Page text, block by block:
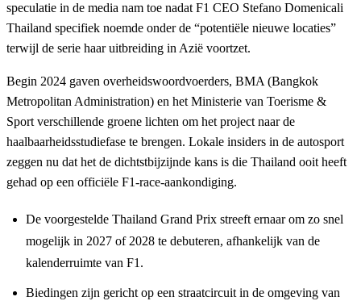
speculatie in de media nam toe nadat F1 CEO Stefano Domenicali
Thailand specifiek noemde onder de “potentiële nieuwe locaties”
terwijl de serie haar uitbreiding in Azië voortzet.
Begin 2024 gaven overheidswoordvoerders, BMA (Bangkok
Metropolitan Administration) en het Ministerie van Toerisme &
Sport verschillende groene lichten om het project naar de
haalbaarheidsstudiefase te brengen. Lokale insiders in de autosport
zeggen nu dat het de dichtstbijzijnde kans is die Thailand ooit heeft
gehad op een officiële F1-race-aankondiging.
De voorgestelde Thailand Grand Prix streeft ernaar om zo snel
mogelijk in 2027 of 2028 te debuteren, afhankelijk van de
kalenderruimte van F1.
Biedingen zijn gericht op een straatcircuit in de omgeving van